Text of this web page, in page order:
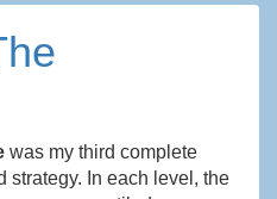
was my third complete
strategy. In each level, the